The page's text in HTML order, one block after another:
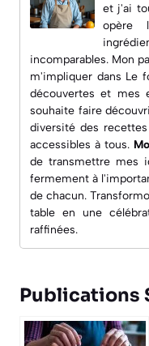
et j'ai
opère
incomparables. Mon
m'impliquer dans Le
découvertes et mes
souhaite faire
diversité des
accessibles à tous.
de transmettre mes
fermement à
de chacun.
table en une
raffinées.
Publications